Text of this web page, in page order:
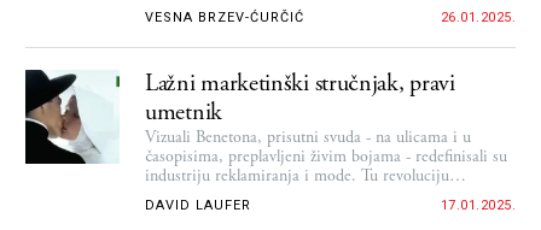
VESNA BRZEV-ĆURČIĆ 26.01.2025.
Lažni marketinški stručnjak, pravi
umetnik
Vizuali Benetona, prisutni svuda - na ulicama i u
časopisima, preplavljeni živim bojama - redefinisali su
industriju reklamiranja i mode. Tu revoluciju
dugujemo fotografu Olivijeru Toskaniju
DAVID LAUFER 17.01.2025.